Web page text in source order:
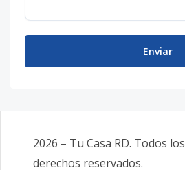
Enviar
2026 – Tu Casa RD. Todos los
derechos reservados.